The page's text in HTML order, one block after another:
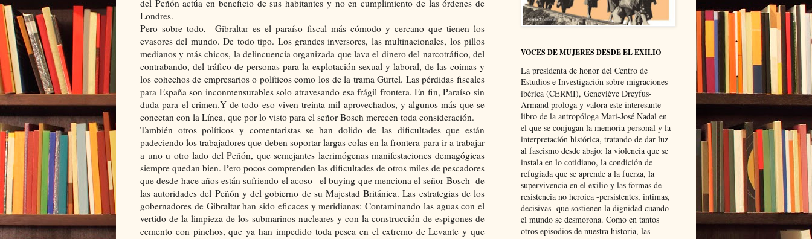
del Peñón actúa en beneficio de sus habitantes y no en cumplimiento de las órdenes de
Londres.
Pero sobre todo, Gibraltar es el paraíso fiscal más cómodo y cercano que tienen los
evasores del mundo. De todo tipo. Los grandes inversores, las multinacionales, los pillos
medianos y más chicos, la delincuencia organizada que lava el dinero del narcotráfico, del
contrabando, del tráfico de personas para la explotación sexual y laboral, de las coimas y
los cohechos de empresarios o políticos como los de la trama Gürtel. Las pérdidas fiscales
para España son inconmensurables solo atravesando esa frágil frontera. En fin, Paraíso sin
duda para el crimen.Y de todo eso viven treinta mil aprovechados, y algunos más que se
conectan con la Línea, que por lo visto para el señor Bosch merecen toda consideración.
También otros políticos y comentaristas se han dolido de las dificultades que están
padeciendo los trabajadores que deben soportar largas colas en la frontera para ir a trabajar
a uno u otro lado del Peñón, que semejantes lacrimógenas manifestaciones demagógicas
siempre quedan bien. Pero pocos comprenden las dificultades de otros miles de pescadores
que desde hace años están sufriendo el acoso –el buying que menciona el señor Bosch- de
las autoridades del Peñón y del gobierno de su Majestad Británica. Las estrategias de los
gobernadores de Gibraltar han sido eficaces y meridianas: Contaminando las aguas con el
vertido de la limpieza de los submarinos nucleares y con la construcción de espigones de
cemento con pinchos, que ya han impedido toda pesca en el extremo de Levante y que
VOCES DE MUJERES DESDE EL EXILIO
La presidenta de honor del Centro de
Estudios e Investigación sobre migraciones
ibérica (CERMI), Geneviève Dreyfus-
Armand prologa y valora este interesante
libro de la antropóloga Mari-José Nadal en
el que se conjugan la memoria personal y la
interpretación histórica, tratando de dar luz
al fascismo desde abajo: la violencia que se
instala en lo cotidiano, la condición de
refugiada que se aprende a la fuerza, la
supervivencia en el exilio y las formas de
resistencia no heroica -persistentes, intimas,
decisivas- que sostienen la dignidad cuando
el mundo se desmorona. Como en tantos
otros episodios de nuestra historia, las